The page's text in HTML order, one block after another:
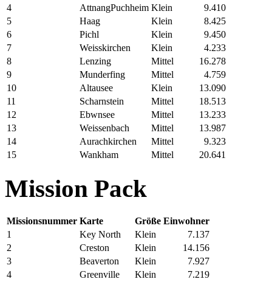
4
AttnangPuchheim Klein
9.410
5
Haag Klein
8.425
6
Pichl Klein
9.450
7
Weisskirchen Klein
4.233
8
Lenzing Mittel
16.278
9
Munderfing Mittel
4.759
10
Altausee Klein
13.090
11
Scharnstein Mittel
18.513
12
Ebwnsee Mittel
13.233
13
Weissenbach Mittel
13.987
14
Aurachkirchen Mittel
9.323
15
Wankham Mittel 20.641
Mission Pack
Missionsnummer Karte Größe Einwohner
1
Key North Klein
7.137
2
Creston Klein
14.156
3
Beaverton Klein
7.927
4
Greenville Klein
7.219